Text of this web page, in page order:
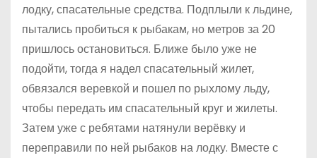
лодку, спасательные средства. Подплыли к льдине,
пытались пробиться к рыбакам, но метров за 20
пришлось остановиться. Ближе было уже не
подойти, тогда я надел спасательный жилет,
обвязался веревкой и пошел по рыхлому льду,
чтобы передать им спасательный круг и жилеты.
Затем уже с ребятами натянули верёвку и
переправили по ней рыбаков на лодку. Вместе с